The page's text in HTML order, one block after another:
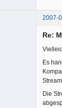
2007-
Re:
Es
Die